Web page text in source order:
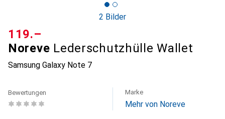
2 Bilder
Noreve Lederschutzhülle Wallet
Samsung Galaxy Note 7
CHF
119.–
Bewertungen Marke
Mehr von Noreve